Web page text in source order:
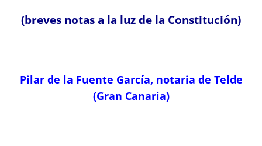
(breves notas a la luz de la Constitución)
Pilar de la Fuente García, notaria de Telde
(Gran Canaria)